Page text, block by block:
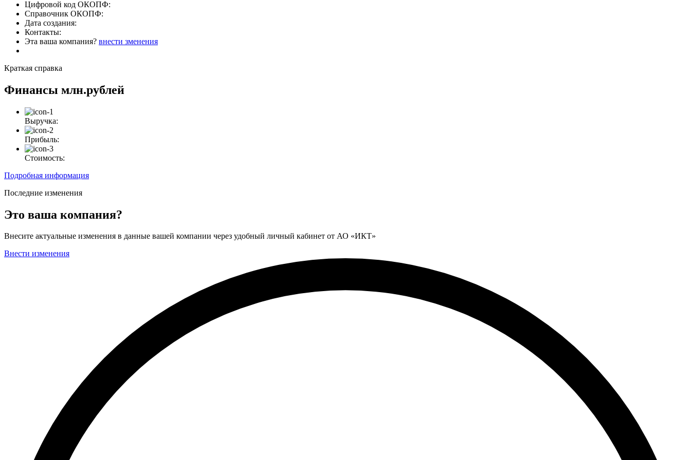
Цифровой код ОКОПФ:
Справочник ОКОПФ:
Дата создания:
Контакты:
Эта ваша компания? внести зменения
Краткая справка
Финансы млн.рублей
Выручка:
Прибыль:
Стоимость:
Подробная информация
Последние изменения
Это ваша компания?
Внесите актуальные изменения в данные вашей компании через удобный личный кабинет от АО «ИКТ»
Внести изменения